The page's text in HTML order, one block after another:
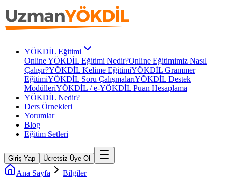
YÖKDİL Eğitimi
Online YÖKDİL Eğitimi Nedir?Online Eğitimimiz Nasıl
Çalışır?YÖKDİL Kelime EğitimiYÖKDİL Grammer
EğitimiYÖKDİL Soru ÇalışmalarıYÖKDİL Destek
ModülleriYÖKDİL / e-YÖKDİL Puan Hesaplama
YÖKDİL Nedir?
Ders Örnekleri
Yorumlar
Blog
Eğitim Setleri
Giriş Yap Ücretsiz Üye Ol
Ana Sayfa Bilgiler